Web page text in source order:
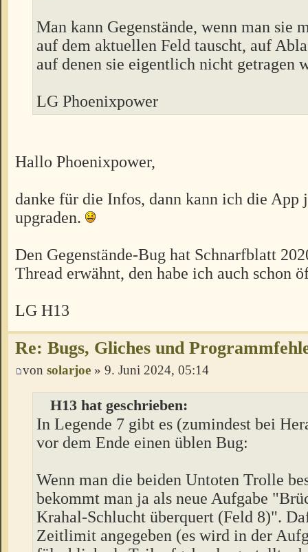
Man kann Gegenstände, wenn man sie
auf dem aktuellen Feld tauscht, auf
auf denen sie eigentlich nicht getragen
LG Phoenixpower
Hallo Phoenixpower,
danke für die Infos, dann kann ich die
upgraden.
Den Gegenstände-Bug hat Schnarfblatt
Thread erwähnt, den habe ich auch schon
LG H13
Re: Bugs, Gliches und
von solarjoe » 9. Juni 2024, 05:14
H13 hat geschrieben:
In Legende 7 gibt es (zumindest bei
vor dem Ende einen üblen Bug:
Wenn man die beiden Untoten Trolle
bekommt man ja als neue Aufgabe
Krahal-Schlucht überquert (Feld 8)".
Zeitlimit angegeben (es wird in der